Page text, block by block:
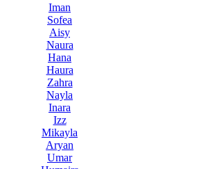
Iman
Sofea
Aisy
Naura
Hana
Haura
Zahra
Nayla
Inara
Izz
Mikayla
Aryan
Umar